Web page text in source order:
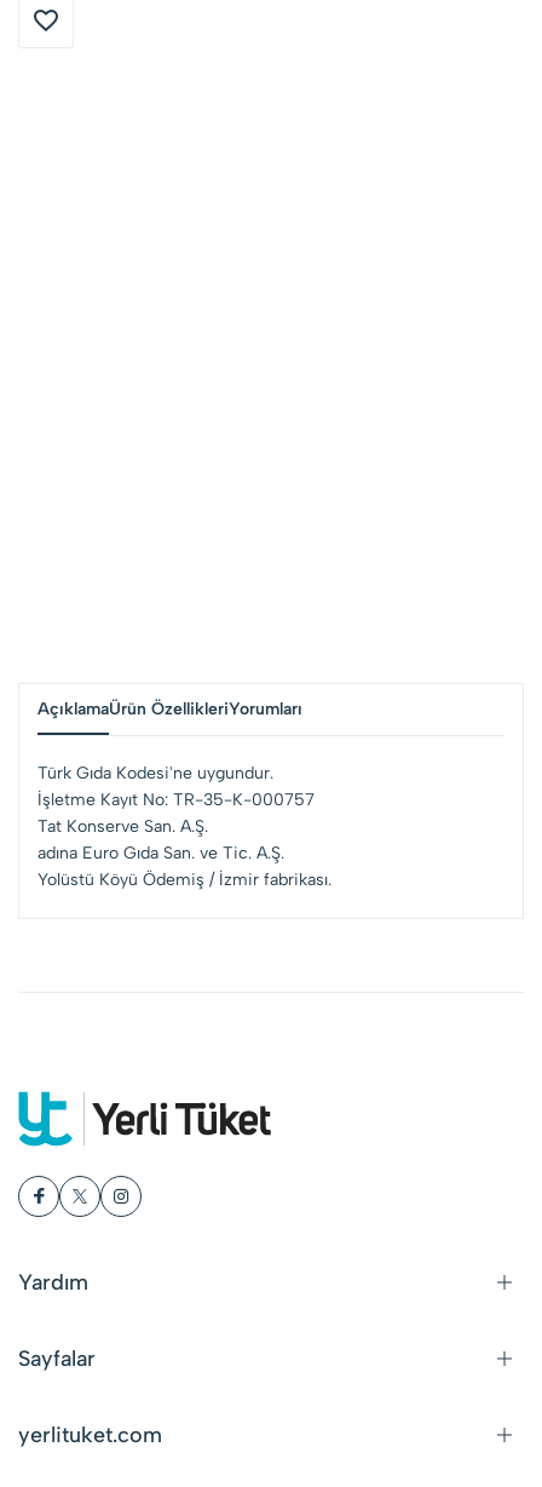
AçıklamaÜrün ÖzellikleriYorumları
Türk Gıda Kodesi'ne uygundur.
İşletme Kayıt No: TR-35-K-000757
Tat Konserve San. A.Ş.
adına Euro Gıda San. ve Tic. A.Ş.
Yolüstü Köyü Ödemiş / İzmir fabrikası.
Yardım
Sayfalar
yerlituket.com